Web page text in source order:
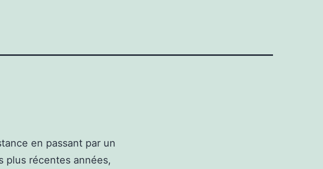
en passant par un
plus récentes années,